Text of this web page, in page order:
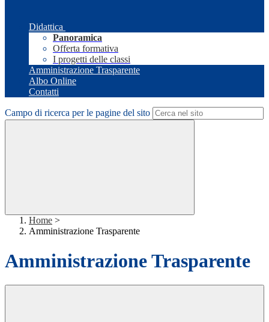
Didattica
Panoramica
Offerta formativa
I progetti delle classi
Amministrazione Trasparente
Albo Online
Contatti
Campo di ricerca per le pagine del sito
Home >
Amministrazione Trasparente
Amministrazione Trasparente